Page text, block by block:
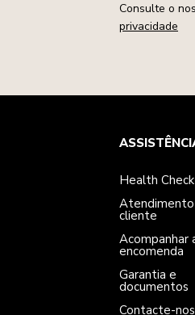
Consulte o
privacidade
Health Check
Atendimento ao
Acompanhar a
Contacte-nos
Termos e
Envio e entrega
Declaração de
A marca
A nossa história
Health Check
cliente
Acompanhar
encomenda
Garantia e
documentos
Contacte-nos